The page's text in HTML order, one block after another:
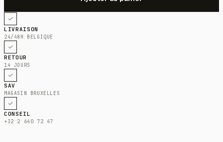
LIVRAISON
24/48H BELGIQUE
RETOUR
14 JOURS
SAV
MAGASIN BRUXELLES
CONSEIL
+32 2 640 72 47